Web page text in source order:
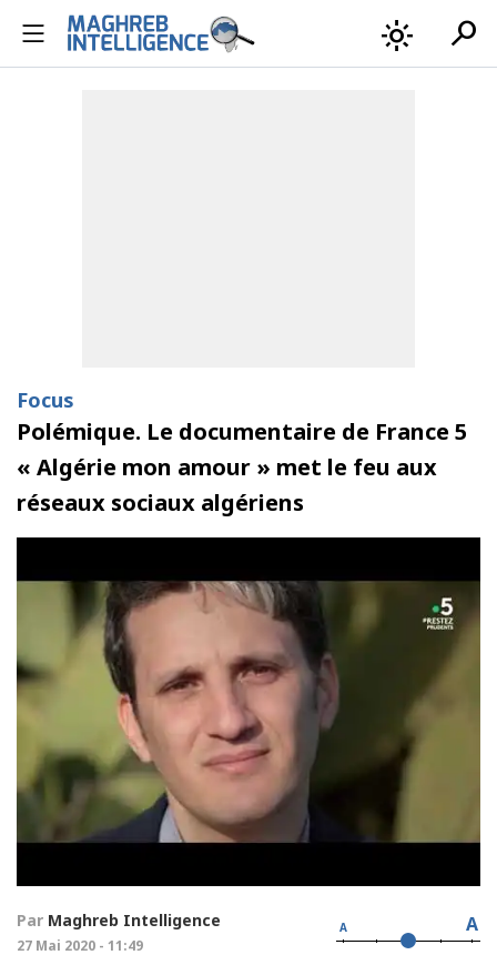
light_mode search
Focus
Polémique. Le documentaire de France 5
« Algérie mon amour » met le feu aux
réseaux sociaux algériens
Par Maghreb Intelligence
27 Mai 2020 - 11:49
A A